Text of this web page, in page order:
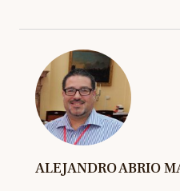
ALEJANDRO ABRIO